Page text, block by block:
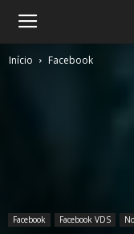
Início Facebook
Facebook Facebook VDS